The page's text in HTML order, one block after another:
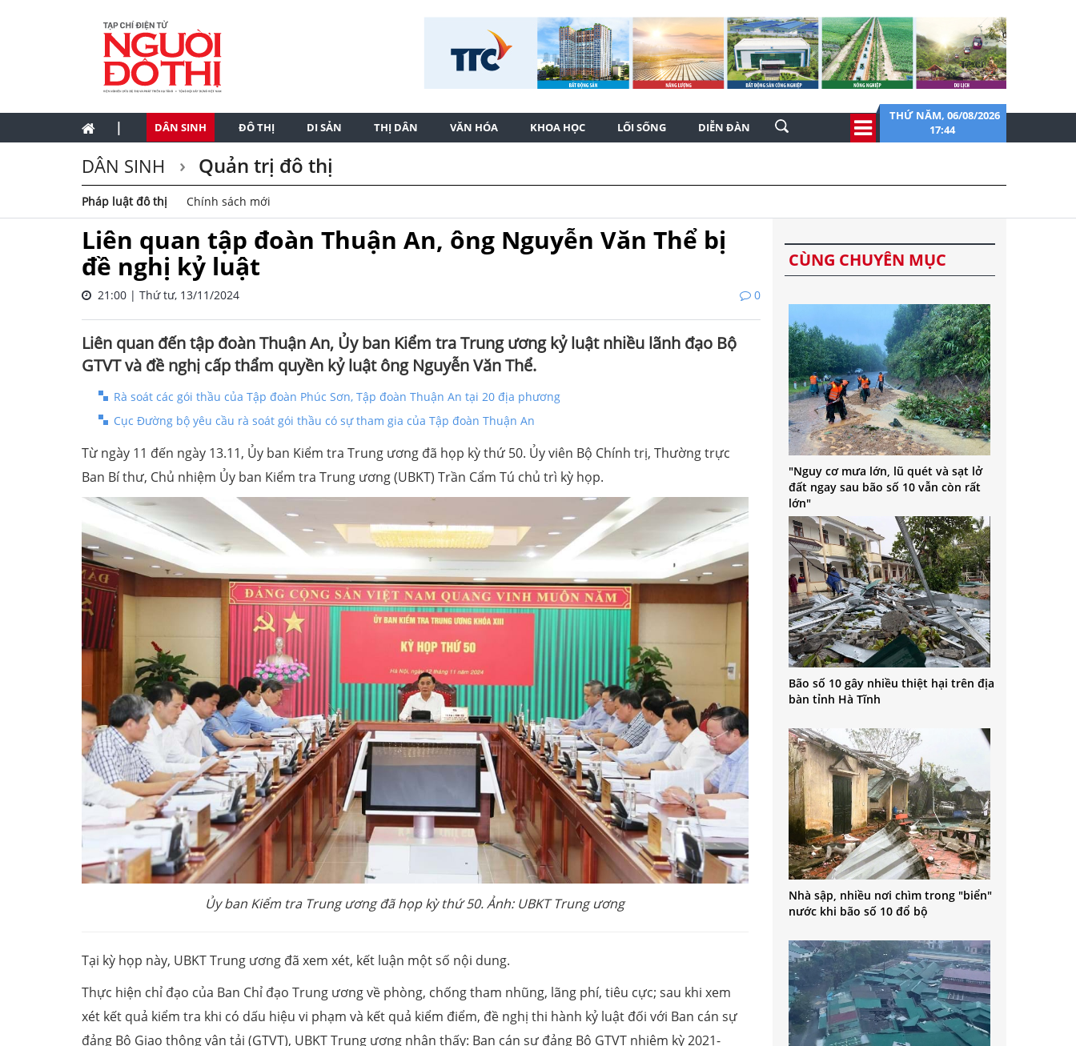
| DÂN SINH ĐÔ THỊ DI SẢN THỊ DÂN VĂN HÓA KHOA HỌC LỐI SỐNG DIỄN ĐÀN
THỨ NĂM, 06/08/2026
17:44
DÂN SINH Quản trị đô thị
Pháp luật đô thị Chính sách mới
Liên quan tập đoàn Thuận An, ông Nguyễn Văn Thể bị
đề nghị kỷ luật
21:00 | Thứ tư, 13/11/2024 0
Liên quan đến tập đoàn Thuận An, Ủy ban Kiểm tra Trung ương kỷ luật nhiều lãnh đạo Bộ
GTVT và đề nghị cấp thẩm quyền kỷ luật ông Nguyễn Văn Thể.
Rà soát các gói thầu của Tập đoàn Phúc Sơn, Tập đoàn Thuận An tại 20 địa phương
Cục Đường bộ yêu cầu rà soát gói thầu có sự tham gia của Tập đoàn Thuận An
Từ ngày 11 đến ngày 13.11, Ủy ban Kiểm tra Trung ương đã họp kỳ thứ 50. Ủy viên Bộ Chính trị, Thường trực
Ban Bí thư, Chủ nhiệm Ủy ban Kiểm tra Trung ương (UBKT) Trần Cẩm Tú chủ trì kỳ họp.
Ủy ban Kiểm tra Trung ương đã họp kỳ thứ 50. Ảnh: UBKT Trung ương
Tại kỳ họp này, UBKT Trung ương đã xem xét, kết luận một số nội dung.
Thực hiện chỉ đạo của Ban Chỉ đạo Trung ương về phòng, chống tham nhũng, lãng phí, tiêu cực; sau khi xem
xét kết quả kiểm tra khi có dấu hiệu vi phạm và kết quả kiểm điểm, đề nghị thi hành kỷ luật đối với Ban cán sự
đảng Bộ Giao thông vận tải (GTVT), UBKT Trung ương nhận thấy: Ban cán sự đảng Bộ GTVT nhiệm kỳ 2021-
CÙNG CHUYÊN MỤC
"Nguy cơ mưa lớn, lũ quét và sạt lở
đất ngay sau bão số 10 vẫn còn rất
lớn"
Bão số 10 gây nhiều thiệt hại trên địa
bàn tỉnh Hà Tĩnh
Nhà sập, nhiều nơi chìm trong "biển"
nước khi bão số 10 đổ bộ